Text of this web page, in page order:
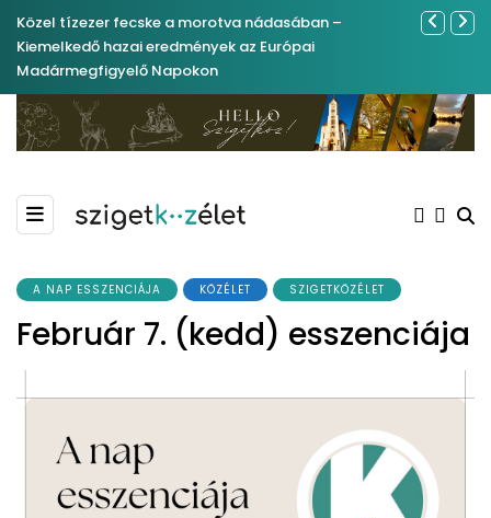
Közel tízezer fecske a morotva nádasában –
Kiemelkedő hazai eredmények az Európai
Madármegfigyelő Napokon
Ferenc
A NAP ESSZENCIÁJA KÖZÉLET SZIGETKÖZÉLET
Február 7. (kedd) esszenciája